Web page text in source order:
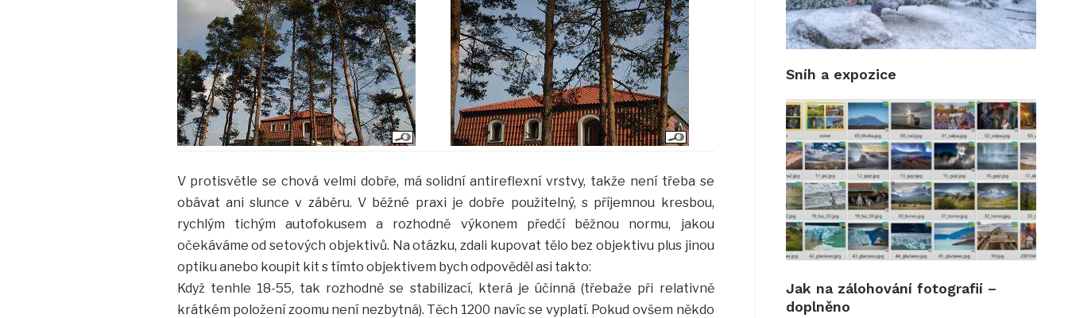
V protisvětle se chová velmi dobře, má solidní antireflexní vrstvy, takže není třeba se
obávat ani slunce v záběru. V běžné praxi je dobře použitelný, s příjemnou kresbou,
rychlým tichým autofokusem a rozhodně výkonem předčí běžnou normu, jakou
očekáváme od setových objektivů. Na otázku, zdali kupovat tělo bez objektivu plus jinou
optiku anebo koupit kit s tímto objektivem bych odpověděl asi takto:
Když tenhle 18-55, tak rozhodně se stabilizací, která je účinná (třebaže při relativně
krátkém položení zoomu není nezbytná). Těch 1200 navíc se vyplatí. Pokud ovšem někdo
Sníh a expozice
Jak na zálohování fotografií –
doplněno